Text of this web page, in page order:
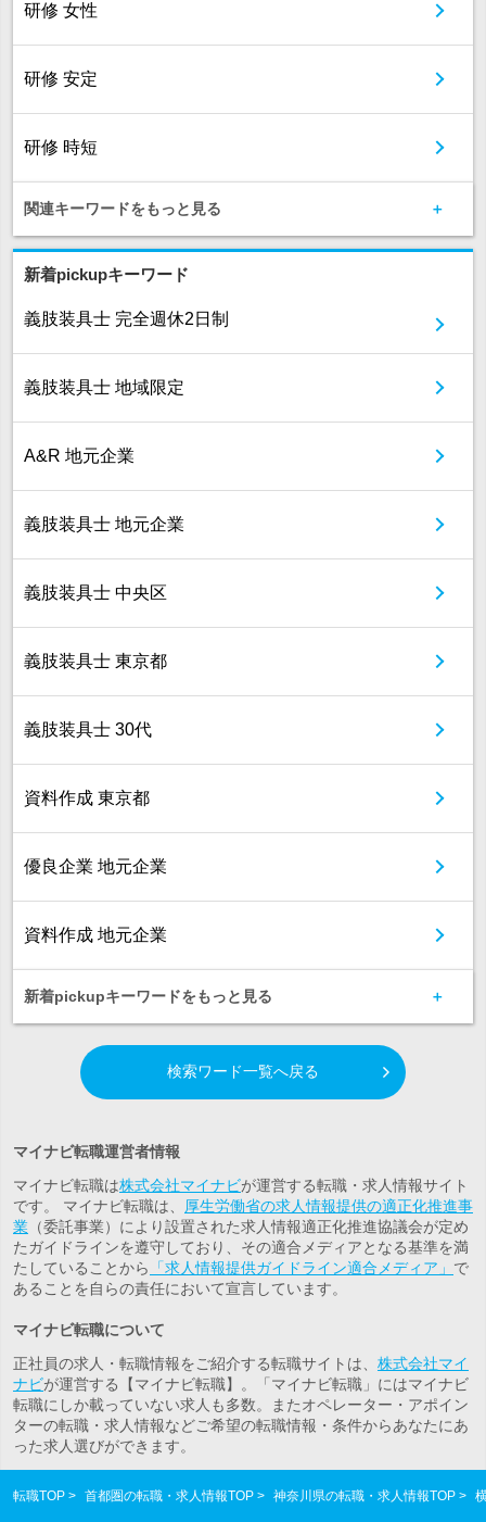
研修 女性
研修 安定
研修 時短
関連キーワードをもっと見る
新着pickupキーワード
義肢装具士 完全週休2日制
義肢装具士 地域限定
A&R 地元企業
義肢装具士 地元企業
義肢装具士 中央区
義肢装具士 東京都
義肢装具士 30代
資料作成 東京都
優良企業 地元企業
資料作成 地元企業
新着pickupキーワードをもっと見る
検索ワード一覧へ戻る
マイナビ転職運営者情報
マイナビ転職は株式会社マイナビが運営する転職・求人情報サイト
です。 マイナビ転職は、
厚生労働省の求人情報提供の適正化推進事
業 （委託事業）により設置された求人情報適正化推進協議会が定め
たガイドラインを遵守しており、その適合メディアとなる基準を満
たしていることから
「求人情報提供ガイドライン適合メディア」 で
あることを自らの責任において宣言しています。
マイナビ転職について
正社員の求人・転職情報をご紹介する転職サイトは、 株式会社マイ
ナビが運営する【マイナビ転職】。「マイナビ転職」にはマイナビ
転職にしか載っていない求人も多数。またオペレーター・アポイン
ターの転職・求人情報などご希望の転職情報・条件からあなたにあ
った求人選びができます。
転職TOP 首都圏の転職・求人情報TOP 神奈川県の転職・求人情報TOP